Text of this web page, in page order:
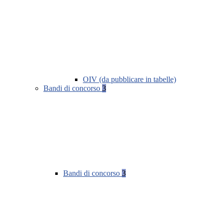
OIV (da pubblicare in tabelle)
Bandi di concorso 3
Bandi di concorso 3